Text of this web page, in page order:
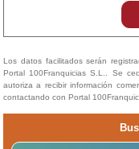
Los datos facilitados serán
Portal 100Franquicias S.L.. Se
autoriza a recibir información
contactando con Portal